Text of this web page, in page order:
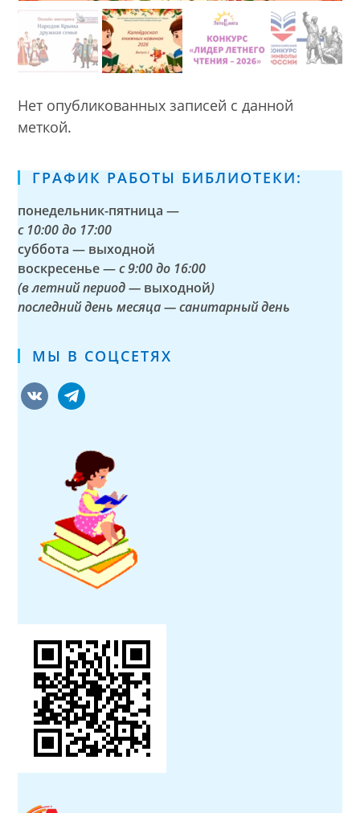
Нет опубликованных записей с данной
меткой.
ГРАФИК РАБОТЫ БИБЛИОТЕКИ:
понедельник-пятница —
с 10:00 до 17:00
суббота — выходной
воскресенье —с 9:00 до 16:00
(в летний период — выходной)
последний день месяца — санитарный день
МЫ В СОЦСЕТЯХ
vkontaktetelegram